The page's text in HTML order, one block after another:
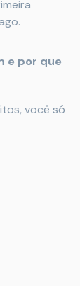
e por que
você só